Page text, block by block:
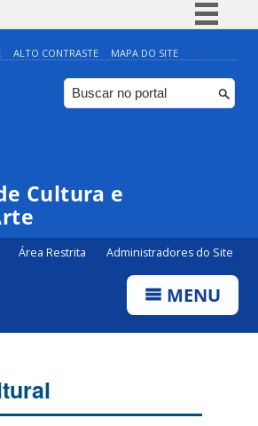
Simplifique!
Comunica BR
Participe
ALTO CONTRASTE MAPA DO SITE
Cultura e
Área Restrita Administradores do Site
MENU